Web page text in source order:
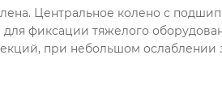
Центральное колено с
фиксации тяжелого
при небольшом ослаблении